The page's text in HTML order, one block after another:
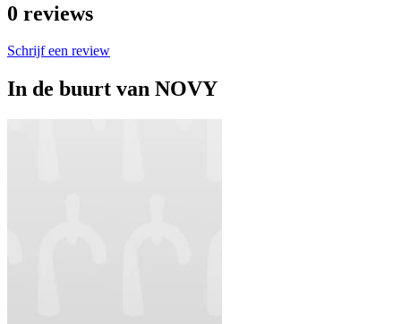
0 reviews
Schrijf een review
In de buurt van NOVY